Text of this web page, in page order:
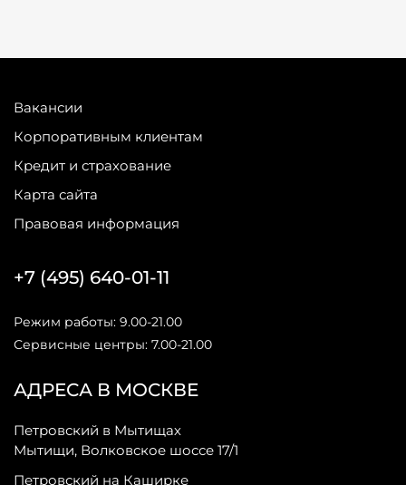
Вакансии
Корпоративным клиентам
Кредит и страхование
Карта сайта
Правовая информация
АДРЕСА В МОСКВЕ
Петровский в Мытищах
Мытищи, Волковское шоссе 17/1
Петровский на Каширке
+7 (495) 640-01-11
Режим работы: 9.00-21.00
Сервисные центры: 7.00-21.00